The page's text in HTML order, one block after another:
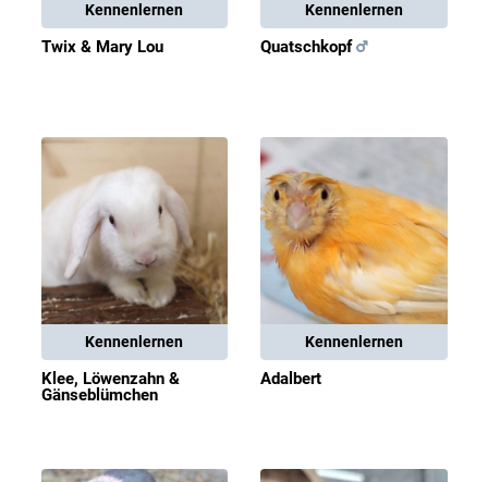
Kennenlernen
Twix & Mary Lou
Kennenlernen
Quatschkopf
Kennenlernen
Klee, Löwenzahn &
Gänseblümchen
Kennenlernen
Adalbert